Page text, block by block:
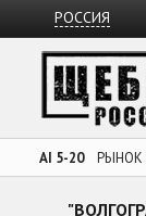
РОССИЯ
AI 5-20 РЫНОК